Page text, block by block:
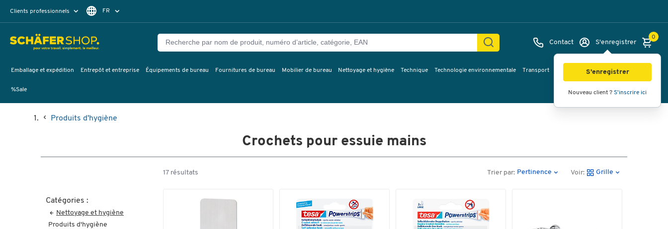
Clients professionnels FR
Contact S'enregistrer
S'enregistrer
Nouveau client ? S'inscrire ici
0
Emballage et expédition Entrepôt et entreprise Équipements de bureau Fournitures de bureau Mobilier de bureau Nettoyage et hygiène Technique Technologie environnementale Transport Services & planification Inspiration
%Sale
Produits d'hygiène
Crochets pour essuie mains
Catégories :
Nettoyage et hygiène
Produits d'hygiène
17 résultats Trier par: Pertinence Voir: Grille